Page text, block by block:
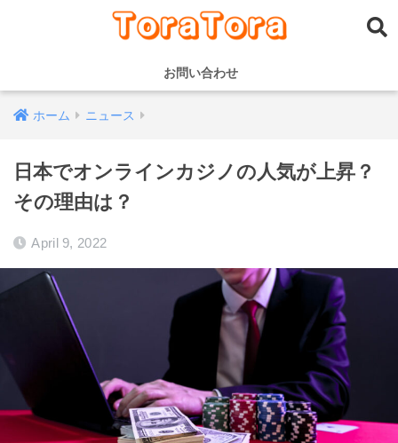
お問い合わせ
ホーム ニュース
日本でオンラインカジノの人気が上昇？
その理由は？
April 9, 2022